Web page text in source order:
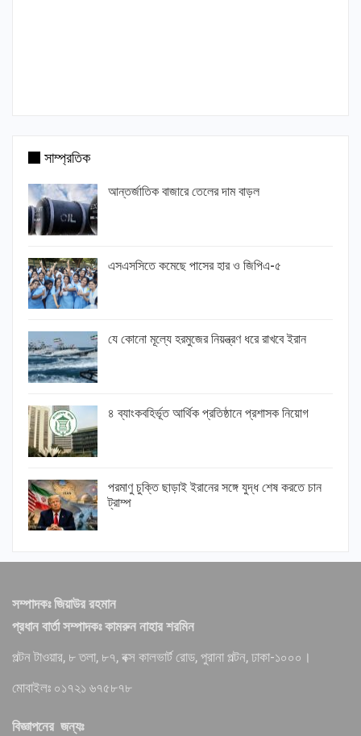
সাম্প্রতিক
আন্তর্জাতিক বাজারে তেলের দাম বাড়ল
এসএসসিতে কমেছে পাসের হার ও জিপিএ-৫
যে কোনো মূল্যে হরমুজের নিয়ন্ত্রণ ধরে রাখবে ইরান
৪ ব্যাংকবহির্ভূত আর্থিক প্রতিষ্ঠানে প্রশাসক নিয়োগ
পরমাণু চুক্তি ছাড়াই ইরানের সঙ্গে যুদ্ধ শেষ করতে চান
ট্রাম্প
সম্পাদকঃ জিয়াউর রহমান
প্রধান বার্তা সম্পাদকঃ কামরুন নাহার শরমিন
পল্টন টাওয়ার, ৮ তলা, ৮৭, বক্স কালভার্ট রোড, পুরানা পল্টন, ঢাকা-১০০০।
মোবাইলঃ ০১৭২১ ৬৭৫৮৭৮
বিজ্ঞাপনের জন্যঃ